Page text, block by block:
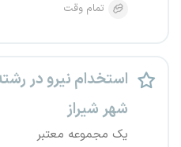
تمام وقت
استخدام نیرو در
شهر شیراز
یک مجموعه معتبر